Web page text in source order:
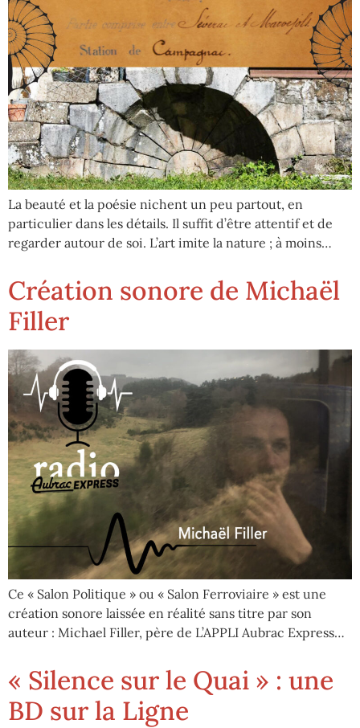
La beauté et la poésie nichent un peu partout, en
particulier dans les détails. Il suffit d’être attentif et de
regarder autour de soi. L’art imite la nature ; à moins…
Création sonore de Michaël
Filler
Ce « Salon Politique » ou « Salon Ferroviaire » est une
création sonore laissée en réalité sans titre par son
auteur : Michael Filler, père de L’APPLI Aubrac Express…
« Silence sur le Quai » : une
BD sur la Ligne